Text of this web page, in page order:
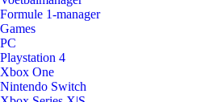
Formule 1-manager
Games
PC
Playstation 4
Xbox One
Nintendo Switch